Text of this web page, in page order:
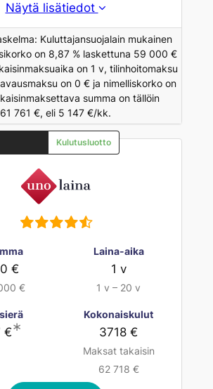
Näytä lisätiedot
Kuluttajansuojalain mukainen
on 8,87 % laskettuna 59 000 €
on 1 v, tilinhoitomaksu
on 0 € ja nimelliskorko on
summa on tällöin
61 761 €, eli 5 147 €/kk.
Kulutusluotto
€
€
Laina-aika
1 v
1 v – 20 v
€∗
Kokonaiskulut
3718 €
Maksat takaisin
62 718 €